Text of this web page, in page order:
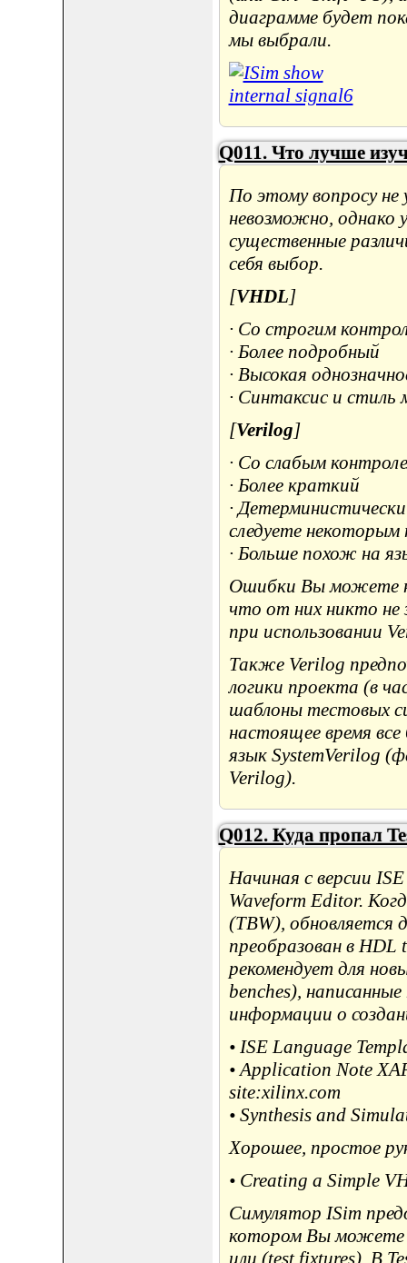
диаграмме будет
мы выбрали.
Q011. Что лучше
По этому вопросу
невозможно, однако
существенные
себя выбор.
[VHDL]
· Со строгим
· Более подробный
· Высокая
· Синтаксис и
[Verilog]
· Со слабым
· Более краткий
·
следуете некоторым
· Больше похож на
Ошибки Вы можете
что от них никто не
при использовании
Также Verilog
логики проекта (в
шаблоны тестовых
настоящее время
язык SystemVerilog
Verilog).
Q012. Куда пропал
Начиная с версии
Waveform Editor.
(TBW), обновляется
преобразован в HDL
рекомендует для
benches),
информации о
• ISE Language
• Application Note
site:xilinx.com
• Synthesis and
Хорошее, простое
• Creating a Simple
Симулятор ISim
котором Вы можете